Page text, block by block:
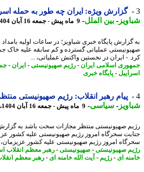
گزارش ویژه: ایران چه طور به حمله
-بین الملل-9 ماه پیش - جمعه 16 آبان 1404، 14:47
عملیاتی گسترده و کم سابقه علیه خاک
- ایران در نخستین واکنش عملیاتی، ...
اسلامی ایران - رژیم صهیونیستی-ایران -
-پایگاه خبری
پیام رهبر انقلاب: رژیم صهیونیستی
-سیاسی-9 ماه پیش - جمعه 16 آبان 1404، 14:47
صهیونیستی منتظر مجازات سخت باشد به گزارش
سحرگاه امروز رژیم صهیونیستی علیه کشور
امروز رژیم صهیونیستی علیه کشور عزیزمان،
صهیونیستی-صهیونیستی-رهبر معظم انقلاب
ای- رژیم- آیت الله خامنه ای- رهبر معظم انقلاب